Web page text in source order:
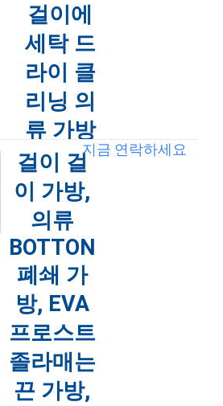
걸이에
세탁 드
라이 클
리닝 의
류 가방
목록, 한 벌 의복 덮개, 직류 전기를 통한
철사에 주문을 받아서 만들어진 로고 세
탁물 드라이 클리닝 여행용 양복 커버 세
탁물 걸이 생물 분해성 목록에 세탁물 드
라이 클리닝 의복 부대, 건조를 포장하는
세탁물 의복 의복 부대를 인쇄했습니다.
더 읽어보기
2022-04-20 09:47:26
걸이 걸
이 가방,
의류
BOTTON
폐쇄 가
방, EVA
프로스트
졸라매는
끈 가방,
지금 연락하세요